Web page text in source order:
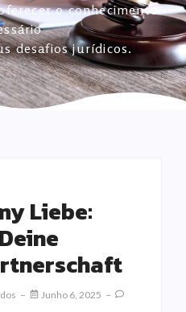
o conhecimento
desafios jurídicos.
Liebe:
Junho 6, 2025